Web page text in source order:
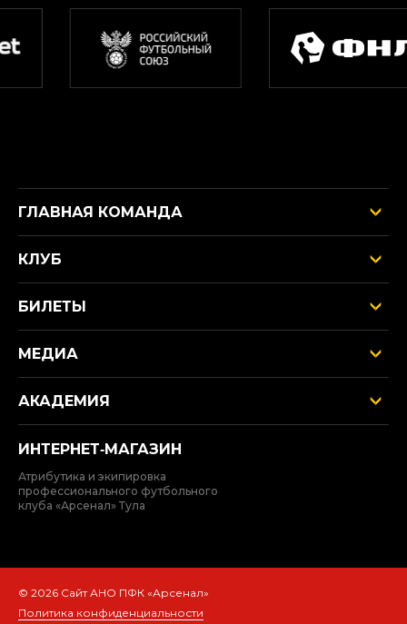
ГЛАВНАЯ КОМАНДА
КЛУБ
БИЛЕТЫ
МЕДИА
АКАДЕМИЯ
ИНТЕРНЕТ‑МАГАЗИН
Атрибутика и экипировка
профессионального футбольного
клуба «Арсенал» Тула
© 2026 Сайт АНО ПФК «Арсенал»
Политика конфиденциальности